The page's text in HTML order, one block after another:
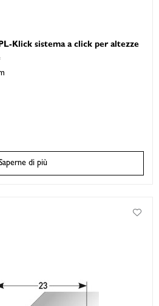
Klick sistema a click per altezze
di più